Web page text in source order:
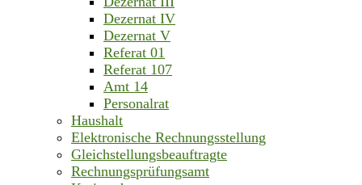
Dezernat IV
Dezernat V
Referat 01
Referat 107
Amt 14
Personalrat
Haushalt
Elektronische Rechnungsstellung
Gleichstellungsbeauftragte
Rechnungsprüfungsamt